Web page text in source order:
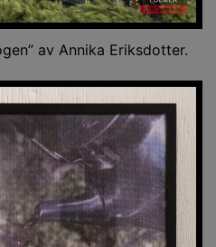
av Annika Eriksdotter.